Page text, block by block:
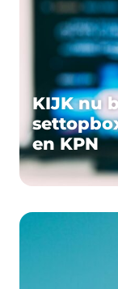
KIJK nu
en KPN